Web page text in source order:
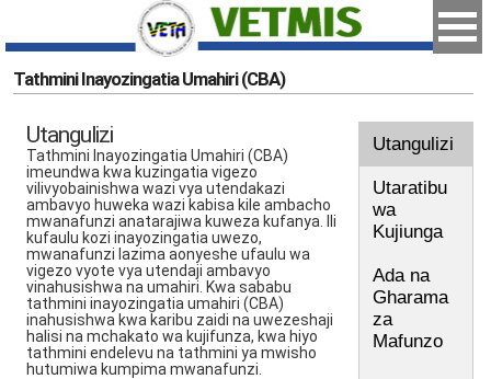
Tathmini Inayozingatia Umahiri (CBA)
Utangulizi
Tathmini Inayozingatia Umahiri (CBA)
imeundwa kwa kuzingatia vigezo
vilivyobainishwa wazi vya utendakazi
ambavyo huweka wazi kabisa kile ambacho
mwanafunzi anatarajiwa kuweza kufanya. Ili
kufaulu kozi inayozingatia uwezo,
mwanafunzi lazima aonyeshe ufaulu wa
vigezo vyote vya utendaji ambavyo
vinahusishwa na umahiri. Kwa sababu
tathmini inayozingatia umahiri (CBA)
inahusishwa kwa karibu zaidi na uwezeshaji
halisi na mchakato wa kujifunza, kwa hiyo
tathmini endelevu na tathmini ya mwisho
hutumiwa kumpima mwanafunzi.
Utangulizi
Utaratibu
wa
Kujiunga
Ada na
Gharama
za
Mafunzo